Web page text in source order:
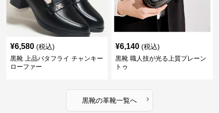
¥6,580 (税込)
黒靴 上品バタフライ チャンキー
ローファー
¥6,140 (税込)
黒靴 職人技が光る上質プレーン
トゥ
黒靴の革靴一覧へ ›